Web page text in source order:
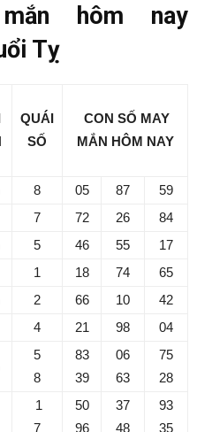
hôm nay
Tỵ
QUÁI
SỐ
CON SỐ MAY
MẮN HÔM NAY
8 05 87
59
7 72 26 84
5 46 55
17
1 18 74 65
2 66 10
42
4 21 98 04
5
8
83
39
06
63
75
28
1
7
50
96
37
48
93
35